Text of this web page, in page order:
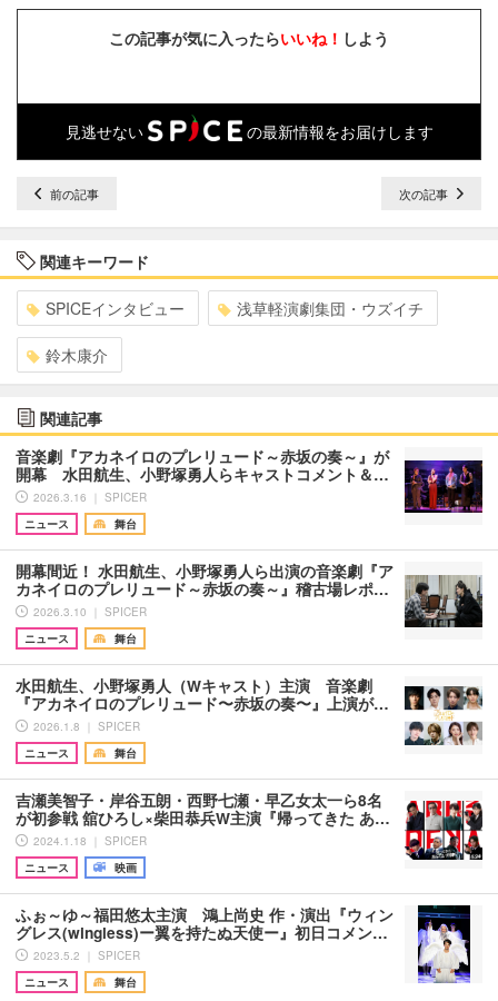
この記事が気に入ったらいいね！ しよう
見逃せない の最新情報をお届けします
前の記事 次の記事
関連キーワード
SPICEインタビュー 浅草軽演劇集団・ウズイチ
鈴木康介
関連記事
音楽劇『アカネイロのプレリュード～赤坂の奏～』が
開幕 水田航生、小野塚勇人らキャストコメント＆…
2026.3.16 ｜ SPICER
ニュース
舞台
開幕間近！ 水田航生、小野塚勇人ら出演の音楽劇『ア
カネイロのプレリュード～赤坂の奏～』稽古場レポ…
2026.3.10 ｜ SPICER
ニュース
舞台
水田航生、小野塚勇人（Wキャスト）主演 ⾳楽劇
『アカネイロのプレリュード〜⾚坂の奏〜』上演が…
2026.1.8 ｜ SPICER
ニュース
舞台
吉瀬美智子・岸谷五朗・西野七瀬・早乙女太一ら8名
が初参戦 舘ひろし×柴田恭兵W主演『帰ってきた あ…
2024.1.18 ｜ SPICER
ニュース
映画
ふぉ～ゆ～福田悠太主演 鴻上尚史 作・演出『ウィン
グレス(wingless)ー翼を持たぬ天使ー』初日コメン…
2023.5.2 ｜ SPICER
ニュース
舞台